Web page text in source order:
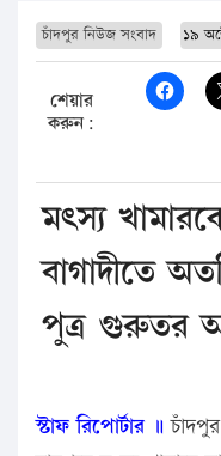
চাঁদপুর নিউজ সংবাদ ১৯
শেয়ার
করুন:
মৎস্য
বাগাদীতে
পুত্র গুরুতর
স্টাফ রিপোর্টার ॥